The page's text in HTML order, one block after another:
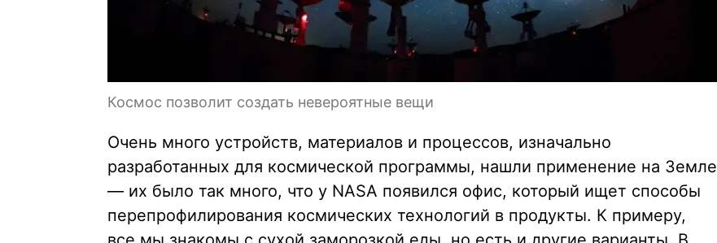
Космос позволит создать невероятные вещи
Очень много устройств, материалов и процессов, изначально
разработанных для космической программы, нашли применение на Земле
— их было так много, что у NASA появился офис, который ищет способы
перепрофилирования космических технологий в продукты. К примеру,